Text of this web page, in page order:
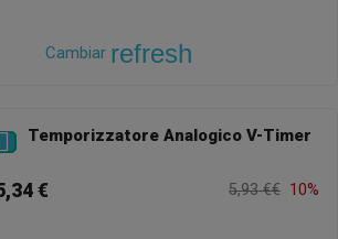
Cambiar refresh
Temporizzatore Analogico V-Timer
€ 5,93 €€ 10%